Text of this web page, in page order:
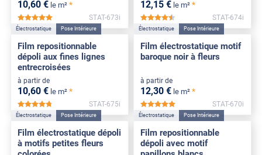
10,60 € le m² *
*****
STAT-673i
12,15 € le m² *
*****
STAT-674i
Électrostatique Pose Intérieure
Film repositionnable
dépoli aux fines lignes
entrecroisées
à partir de
10,60 € le m² *
*****
STAT-675i
Électrostatique Pose Intérieure
Film électrostatique motif
baroque noir à fleurs
à partir de
12,30 € le m² *
STAT-670i
Électrostatique Pose Intérieure
Film électrostatique dépoli
à motifs petites fleurs
Électrostatique Pose Intérieure
Film repositionnable
dépoli avec motif